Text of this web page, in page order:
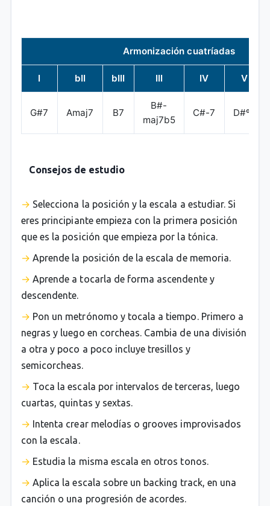
Armonización cuatríadas
I bII bIII III IV V
G#7 Amaj7 B7
B#-
maj7b5
C#-7 D#º7
Consejos de estudio
Selecciona la posición y la escala a estudiar. Si
eres principiante empieza con la primera posición
que es la posición que empieza por la tónica.
Aprende la posición de la escala de memoria.
Aprende a tocarla de forma ascendente y
descendente.
Pon un metrónomo y tocala a tiempo. Primero a
negras y luego en corcheas. Cambia de una división
a otra y poco a poco incluye tresillos y
semicorcheas.
Toca la escala por intervalos de terceras, luego
cuartas, quintas y sextas.
Intenta crear melodías o grooves improvisados
con la escala.
Estudia la misma escala en otros tonos.
Aplica la escala sobre un backing track, en una
canción o una progresión de acordes.